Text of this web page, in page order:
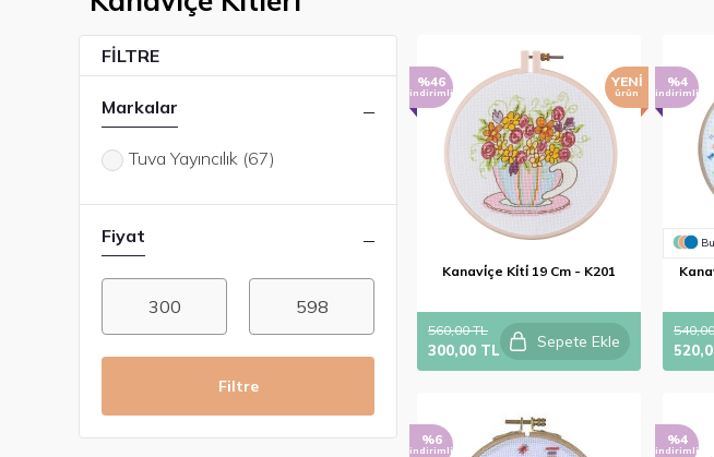
FILTRE
Markalar
Tuva Yayıncılık (67)
Fiyat
Filtre
%46
indirimli
YENI
ürün
Kanavi̇çe Ki̇ti̇ 19 Cm - K201
560,00 TL
300,00 TL Sepete Ekle
%4
indirimli
%6
indirimli
%4
indirimli